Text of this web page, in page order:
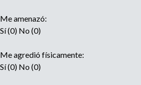
Me amenazó:
Sí (0) No (0)
Me agredió físicamente:
Sí (0) No (0)